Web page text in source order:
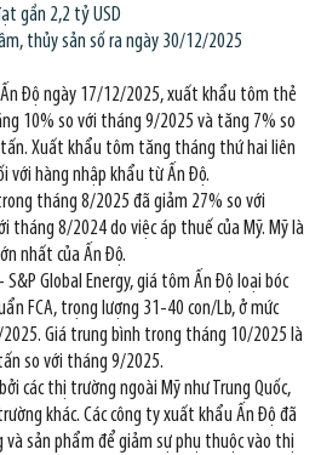
gần 2,2 tỷ USD
thủy sản số ra ngày 30/12/2025
Độ ngày 17/12/2025, xuất khẩu tôm thẻ
10% so với tháng 9/2025 và tăng 7% so
Xuất khẩu tôm tăng tháng thứ hai liên
với hàng nhập khẩu từ Ấn Độ.
tháng 8/2025 đã giảm 27% so với
tháng 8/2024 do việc áp thuế của Mỹ. Mỹ là
nhất của Ấn Độ.
Global Energy, giá tôm Ấn Độ loại bóc
FCA, trọng lượng 31-40 con/Lb, ở mức
Giá trung bình trong tháng 10/2025 là
so với tháng 9/2025.
các thị trường ngoài Mỹ như Trung Quốc,
khác. Các công ty xuất khẩu Ấn Độ đã
sản phẩm để giảm sự phụ thuộc vào thị